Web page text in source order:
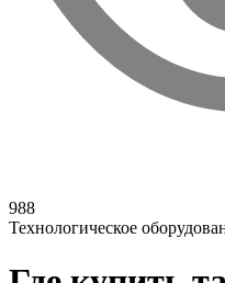
988
Технологическое